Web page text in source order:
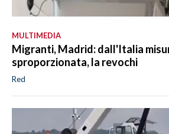
MULTIMEDIA
Migranti, Madrid: dall'Italia
sproporzionata, la revochi
Red